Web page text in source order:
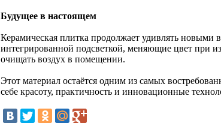
Будущее в настоящем
Керамическая плитка продолжает удивлять новыми
интегрированной подсветкой, меняющие цвет при
очищать воздух в помещении.
Этот материал остаётся одним из самых
себе красоту, практичность и инновационные